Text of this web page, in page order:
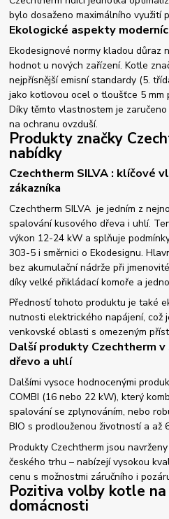
bylo dosaženo maximálního využití
Ekologické aspekty
Ekodesignové normy kladou důraz
hodnot u nových zařízení. Kotle
nejpřísnější emisní standardy (5.
jako kotlovou ocel o tloušťce 5 mm
Díky těmto vlastnostem je
na ochranu ovzduší.
Produkty značky
nabídky
Czechtherm SILVA : klíčové
zákazníka
Czechtherm SILVA je jedním z
spalování kusového dřeva i uhlí.
výkon 12-24 kW a splňuje
303-5 i směrnici o Ekodesignu.
bez akumulační nádrže při
díky velké přikládací komoře a
Předností tohoto produktu je také
nutnosti elektrického napájení, což
venkovské oblasti s omezeným
Další produkty Czechtherm
dřevo a uhlí
Dalšími vysoce hodnocenými
COMBI (16 nebo 22 kW), který
spalování se zplynováním, nebo
BIO s prodlouženou životností a až
Produkty Czechtherm jsou
českého trhu – nabízejí vysokou
cenu s možnostmi záručního i
Pozitiva volby kotle
domácnosti